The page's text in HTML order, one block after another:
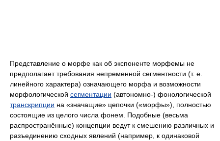
Представление о морфе как об экспоненте морфемы не
предполагает требования непременной сегментности (т. е.
линейного характера) означающего морфа и возможности
морфологической сегментации (автономно‑) фонологической
транскрипции на «значащие» цепочки («морфы»), полностью
состоящие из целого числа фонем. Подобные (весьма
распространённые) концепции ведут к смешению различных и
разъединению сходных явлений (например, к одинаковой